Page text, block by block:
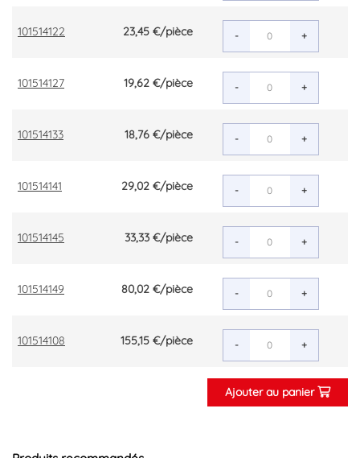
101514122 23,45 €/pièce - +
101514127 19,62 €/pièce - +
101514133 18,76 €/pièce - +
101514141 29,02 €/pièce - +
101514145 33,33 €/pièce - +
101514149 80,02 €/pièce - +
101514108 155,15 €/pièce - +
Ajouter au panier